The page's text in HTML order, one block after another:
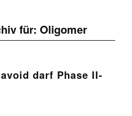
für: Oligomer
darf Phase II-